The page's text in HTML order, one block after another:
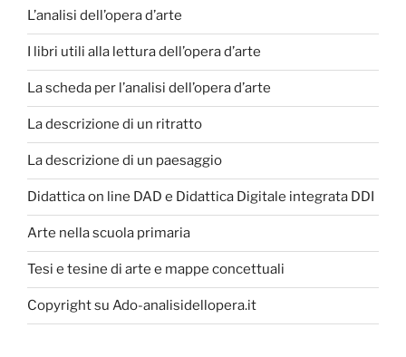
L’analisi dell’opera d’arte
I libri utili alla lettura dell’opera d’arte
La scheda per l’analisi dell’opera d’arte
La descrizione di un ritratto
La descrizione di un paesaggio
Didattica on line DAD e Didattica Digitale integrata DDI
Arte nella scuola primaria
Tesi e tesine di arte e mappe concettuali
Copyright su Ado-analisidellopera.it